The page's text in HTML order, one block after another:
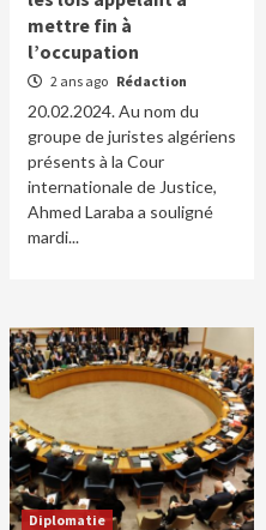
mettre fin à
l’occupation
2 ans ago Rédaction
20.02.2024. Au nom du
groupe de juristes algériens
présents à la Cour
internationale de Justice,
Ahmed Laraba a souligné
mardi...
Diplomatie